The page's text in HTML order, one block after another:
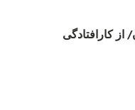
از کارافتادگی